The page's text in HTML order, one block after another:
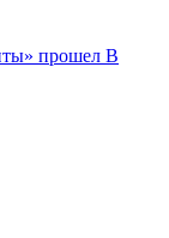
прошел В